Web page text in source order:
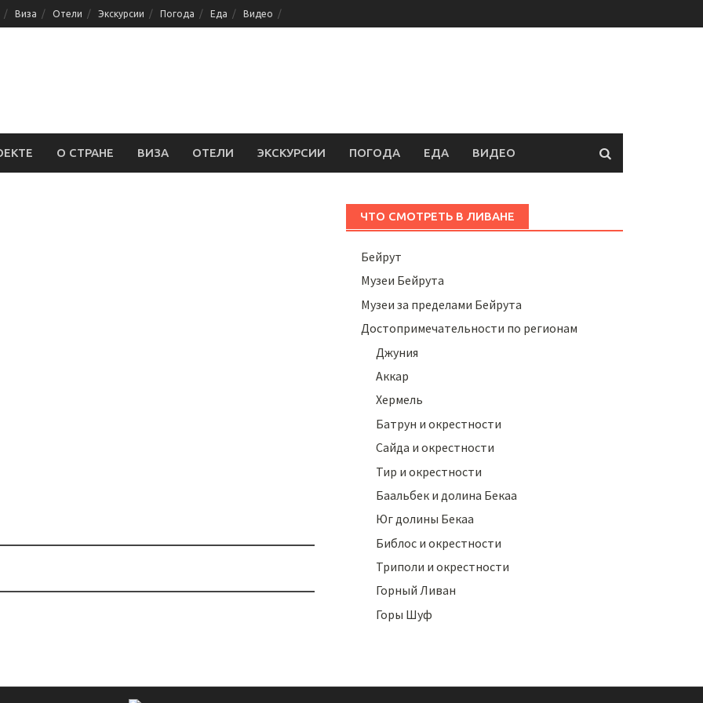
Виза Отели Экскурсии Погода Еда Видео
О СТРАНЕ ВИЗА ОТЕЛИ ЭКСКУРСИИ ПОГОДА ЕДА ВИДЕО
ЧТО СМОТРЕТЬ В ЛИВАНЕ
Бейрут
Музеи Бейрута
Музеи за пределами Бейрута
Достопримечательности по регионам
Джуния
Аккар
Хермель
Батрун и окрестности
Сайда и окрестности
Тир и окрестности
Баальбек и долина Бекаа
Юг долины Бекаа
Библос и окрестности
Триполи и окрестности
Горный Ливан
Горы Шуф